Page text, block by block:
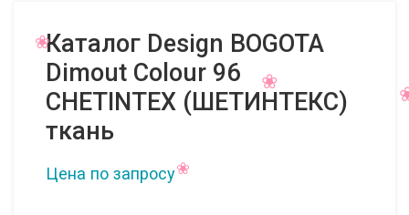
Каталог Design BOGOTA
Dimout Colour 96
CHETINTEX (ШЕТИНТЕКС)
ткань
Цена по запросу